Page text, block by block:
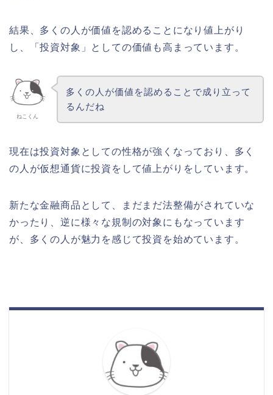
結果、多くの人が価値を認めることになり値上がり
し、「投資対象」としての価値も高まっています。
ねこくん
多くの人が価値を認めることで成り立って
るんだね
現在は投資対象としての性格が強くなっており、多く
の人が仮想通貨に投資をして値上がりをしています。
新たな金融商品として、まだまだ法整備がされていな
かったり、逆に様々な規制の対象にもなっています
が、多くの人が魅力を感じて投資を始めています。